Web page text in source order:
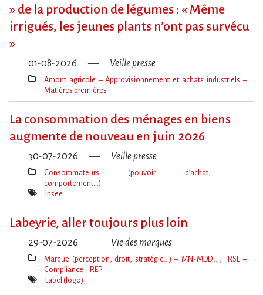
» de la production de légumes : « Même
irrigués, les jeunes plants n’ont pas survécu
»
01-08-2026 Veille presse
Thèmes(s)
Amont agricole – Approvisionnement et achats industriels –
Matières premières
La consommation des ménages en biens
augmente de nouveau en juin 2026
30-07-2026 Veille presse
Thèmes(s)
Consommateurs (pouvoir d’achat,
comportement…)
Mot(s)-
Insee
Labeyrie, aller toujours plus loin
29-07-2026 Vie des marques
Thèmes(s)
Marque (perception, droit, stratégie…) – MN-MDD…
RSE –
Compliance – REP
Mot(s)-
Label (logo)